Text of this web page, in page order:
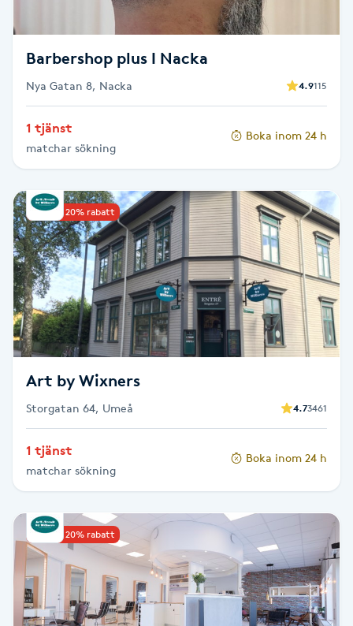
Kroppsinpackning
Kärlbehandling
L
Laserbehandling
Lashlift Keratin
LED-ljusterapi
Liktornar
LPG
LPG-behandling
LPG-massage
Luggklippning
Lymfmassage
Läpptatuering
Barbershop plus I Nacka
Nya Gatan 8, Nacka 4.9115
1 tjänst
matchar sökning
Boka inom 24 h
Upp till 20% rabatt
Art by Wixners
Storgatan 64, Umeå 4.73461
1 tjänst
matchar sökning
Boka inom 24 h
Upp till 20% rabatt